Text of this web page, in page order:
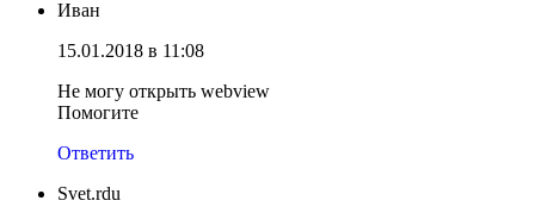
Иван
15.01.2018 в 11:08
Не могу открыть webview
Помогите
Ответить
Svet.rdu